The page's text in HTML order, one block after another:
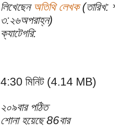
লিখেছেন অতিথি লেখক(তারিখ:
৩:২৬অপরাহ্ন)
ক্যাটেগরি:
4:30 মিনিট (4.14 MB)
২০৯বার পঠিত
শোনা হয়েছে 86বার